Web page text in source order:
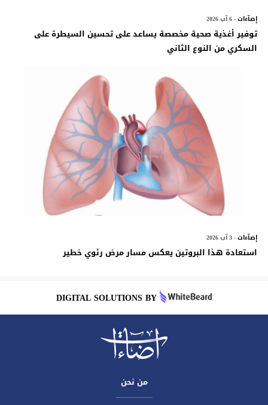
إضآءات- 6 آب 2026
توفير أغذية صحية مخصصة يساعد على تحسين السيطرة على
السكري من النوع الثاني
إضآءات- 3 آب 2026
استعادة هذا البروتين يعكس مسار مرض رئوي خطير
DIGITAL SOLUTIONS BY
من نحن